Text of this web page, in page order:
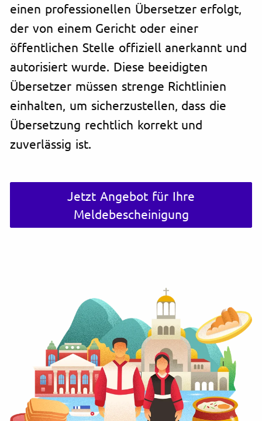
einen professionellen Übersetzer erfolgt,
der von einem Gericht oder einer
öffentlichen Stelle offiziell anerkannt und
autorisiert wurde. Diese beeidigten
Übersetzer müssen strenge Richtlinien
einhalten, um sicherzustellen, dass die
Übersetzung rechtlich korrekt und
zuverlässig ist.
Jetzt Angebot für Ihre
Meldebescheinigung